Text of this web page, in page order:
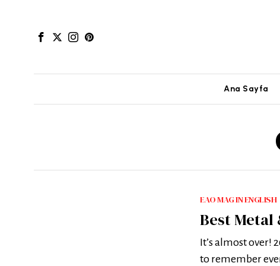
Ana Sayfa
EAO MAG IN ENGLISH
Best Metal
It’s almost over!
to remember